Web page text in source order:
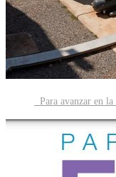
Para avanzar en